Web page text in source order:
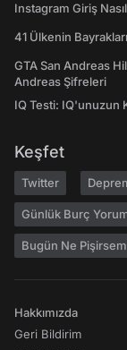
Instagram Giriş
41 Ülkenin
GTA San Andreas
Andreas Şifreleri
IQ Testi: IQ'unuzun
Keşfet
Twitter
Günlük Burç
Bugün Ne Pişirsem
Hakkımızda
Geri Bildirim